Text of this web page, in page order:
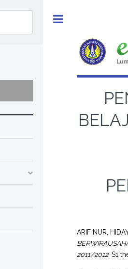
ARIF NUR,
2011/2012. S1